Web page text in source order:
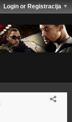
Login or Registracija